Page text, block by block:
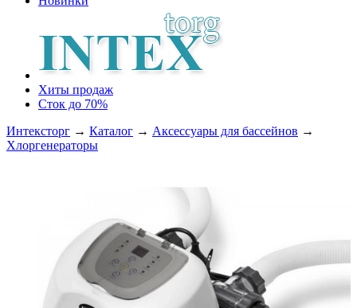
Хиты продаж
Сток до 70%
Интексторг → Каталог → Аксессуары для бассейнов →
Хлоргенераторы